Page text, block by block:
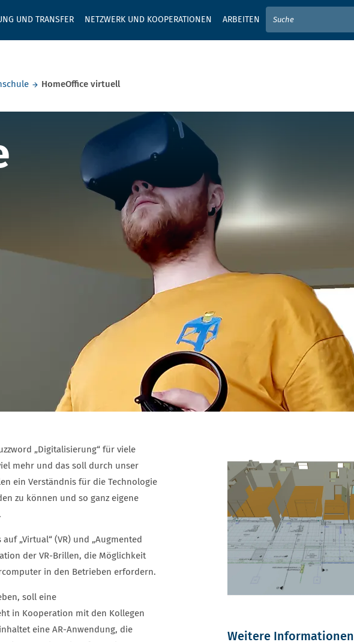
UND TRANSFER NETZWERK UND KOOPERATIONEN ARBEITEN
GEBEN SIE HIER IHREN SUCHBEGRIFF EIN
HomeOffice virtuell
virtuell
„Digitalisierung“ für viele
mehr und das soll durch unser
ein Verständnis für die Technologie
zu können und so ganz eigene
„Virtual“ (VR) und „Augmented
der VR-Brillen, die Möglichkeit
in den Betrieben erfordern.
soll eine
in Kooperation mit den Kollegen
eine AR-Anwendung, die
Weitere Informationen